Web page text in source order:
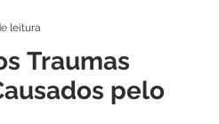
Traumas
pelo
leitura